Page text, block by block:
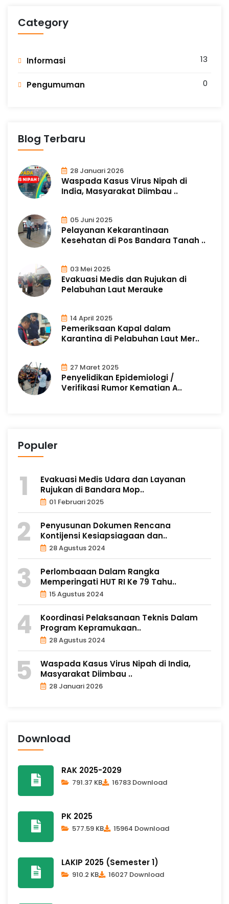
Category
Informasi 13
Pengumuman 0
Blog Terbaru
28 Januari 2026
Waspada Kasus Virus Nipah di
India, Masyarakat Diimbau ..
05 Juni 2025
Pelayanan Kekarantinaan
Kesehatan di Pos Bandara Tanah ..
03 Mei 2025
Evakuasi Medis dan Rujukan di
Pelabuhan Laut Merauke
14 April 2025
Pemeriksaan Kapal dalam
Karantina di Pelabuhan Laut Mer..
27 Maret 2025
Penyelidikan Epidemiologi /
Verifikasi Rumor Kematian A..
Populer
Evakuasi Medis Udara dan Layanan
Rujukan di Bandara Mop..
01 Februari 2025
Penyusunan Dokumen Rencana
Kontijensi Kesiapsiagaan dan..
28 Agustus 2024
Perlombaaan Dalam Rangka
Memperingati HUT RI Ke 79 Tahu..
15 Agustus 2024
Koordinasi Pelaksanaan Teknis Dalam
Program Kepramukaan..
28 Agustus 2024
Waspada Kasus Virus Nipah di India,
Masyarakat Diimbau ..
28 Januari 2026
Download
RAK 2025-2029
791.37 KB 16783 Download
PK 2025
577.59 KB 15964 Download
LAKIP 2025 (Semester 1)
910.2 KB 16027 Download